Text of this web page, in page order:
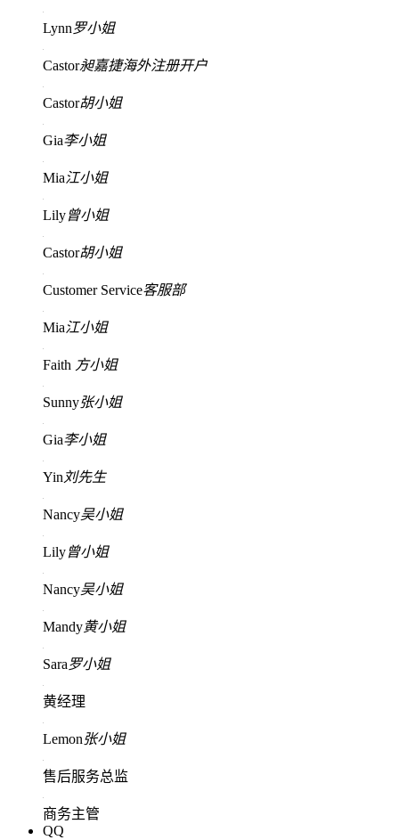
Lynn罗小姐
Castor昶嘉捷海外注册开户
Castor胡小姐
Gia李小姐
Mia江小姐
Lily曾小姐
Castor胡小姐
Customer Service客服部
Mia江小姐
Faith 方小姐
Sunny张小姐
Gia李小姐
Yin 刘先生
Nancy吴小姐
Lily曾小姐
Nancy吴小姐
Mandy黄小姐
Sara罗小姐
黄经理
Lemon张小姐
售后服务总监
商务主管
QQ